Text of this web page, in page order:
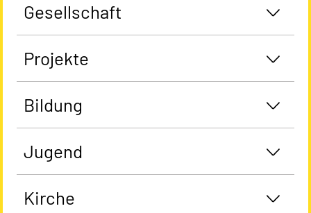
Gesellschaft
Projekte
Bildung
Jugend
Kirche